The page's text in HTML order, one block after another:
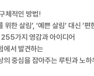
체적인 방법!
위한 살림’, ‘예쁜 살림’ 대신 ‘편
가지 영감과 아이디어
에서 발견하는
의 중심을 잡아주는 루틴과 노하